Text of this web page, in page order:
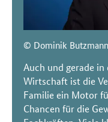
© Dominik
Auch und gerade
Wirtschaft ist die
Familie ein Motor
Chancen für die